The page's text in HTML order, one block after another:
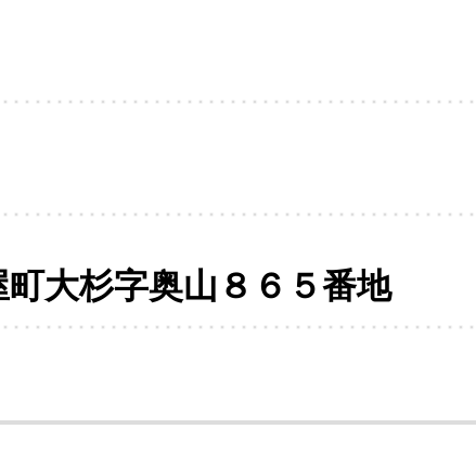
大杉字奥山８６５番地